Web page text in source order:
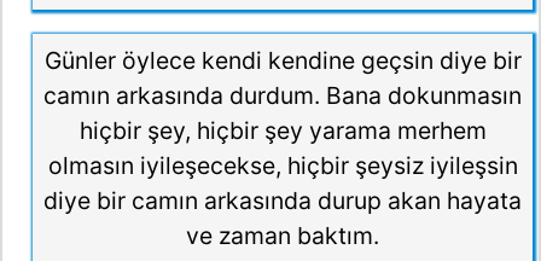
Günler öylece kendi kendine geçsin diye bir
camın arkasında durdum. Bana dokunmasın
hiçbir şey, hiçbir şey yarama merhem
olmasın iyileşecekse, hiçbir şeysiz iyileşsin
diye bir camın arkasında durup akan hayata
ve zaman baktım.